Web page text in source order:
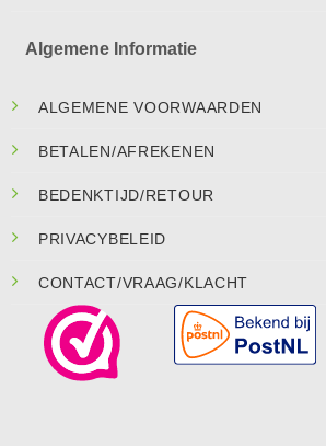
Algemene Informatie
ALGEMENE VOORWAARDEN
BETALEN/AFREKENEN
BEDENKTIJD/RETOUR
PRIVACYBELEID
CONTACT/VRAAG/KLACHT